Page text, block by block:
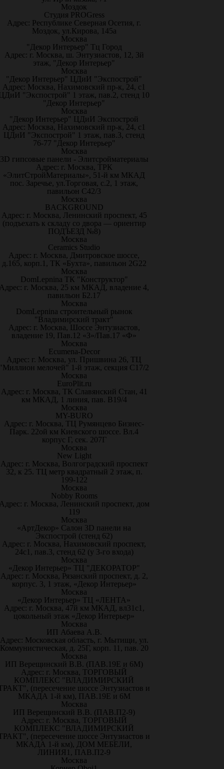
Моздок
Студия PROGress
Адрес: Республике Северная Осетия, г.
Моздок, ул.Кирова, 145а
Москва
"Декор Интерьер" Тц Город
Адрес: г. Москва, ш. Энтузиастов, 12, 3й
этаж, "Декор Интерьер"
Москва
"Декор Интерьер" ЦДиИ "Экспострой"
Адрес: Москва, Нахимовский пр-к, 24, с1
"Экспострой" 1 этаж, пав.2, стенд 10
"Декор Интерьер"
Москва
"Декор Интерьер" ЦДиИ Экспострой
Адрес: Москва, Нахимовский пр-к, 24, с1
ЦДиИ "Экспострой" 1 этаж, пав.3, стенд
76-77 "Декор Интерьер"
Москва
3D гипсовые панели - Элитсройматериалы
Адрес: г. Москва, ТРК
«ЭлитСтройМатериалы», 51-й км МКАД
пос. Заречье, ул.Торговая, с.2, 1 этаж,
павильон С42/3
Москва
BACKGROUND
Адрес: г. Москва, Ленинский проспект, 45
(подъехать к складу со двора — ориентир
ПОДЪЕЗД №8)
Москва
Ceramics Studio
Адрес: г. Москва, Дмитровское шоссе,
д.165, корп.1, ТК «Бухта», павильон 2G22
Москва
DomLepnina ТК "Конструктор"
г. Москва, 25 км МКАД, владение 4,
павильон Б2.17
Москва
DomLepnina строительный рынок
"Владимирский тракт"
Адрес: г. Москва, Шоссе Энтузиастов,
владение 19, Пав.12 «З»/Пав.17 «Ф»
Москва
Ecumena-Decor
Адрес: г. Москва, ул. Пришвина 26, ТЦ
мелочей" 1-й этаж, секция С17/2
Москва
EuroPlit.ru
Адрес: г. Москва, ТК Славянский Стан, 41
км МКАД, 1 линия, пав. В19/4
Москва
MY-BURO
Адрес: г. Москва, ТЦ Румянцево Бизнес-
Парк. 22ой км Киевского шоссе. Вл.4
корпус Г, сек. 207Г
Москва
New Light
Адрес: г. Москва, Волгоградский проспект
32, к 25. ТЦ метр квадратный 2 этаж, п.
199-122
Москва
Nobby Rooms
г. Москва, Ленинский проспект, дом
119
Москва
«АртДекор» Салон 3D панели на
Экспострой (стенд 62)
Адрес: г. Москва, Нахимовский проспект,
24с1, пав.3, стенд 62 (у 3-го входа)
Москва
«Декор Интерьер» ТЦ "ДЕКОРАТОР"
Адрес: г. Москва, Рязанский проспект, д. 2,
корпус. 3, 1 этаж, «Декор Интерьер»
Москва
«Декор Интерьер» ТЦ «ЛЕНТА»
Адрес: г. Москва, 47й км МКАД, вл31с1,
цокольный этаж «Декор Интерьер»
Москва
ИП Абаева А.В.
Адрес: Московская область, г. Мытищи, ул.
Коммунистическая, д. 25Г, корп. 11, пав. 20
Москва
ИП Верещинский В.В. (ПАВ.19Е и 6М)
Адрес: г. Москва, ТОРГОВЫЙ
КОМПЛЕКС "ВЛАДИМИРСКИЙ
(пересечение шоссе Энтузиастов и
МКАДА 1-й км), ПАВ.19Е и 6М
Москва
ИП Верещинский В.В. (ПАВ.П2-9)
Адрес: г. Москва, ТОРГОВЫЙ
КОМПЛЕКС "ВЛАДИМИРСКИЙ
(пересечение шоссе Энтузиастов и
МКАДА 1-й км), ДОМ МЕБЕЛИ,
ЛИНИЯ1, ПАВ.П2-9
Москва